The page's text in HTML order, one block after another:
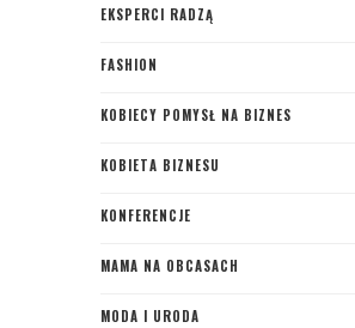
EKSPERCI RADZĄ
FASHION
KOBIECY POMYSŁ NA BIZNES
KOBIETA BIZNESU
KONFERENCJE
MAMA NA OBCASACH
MODA I URODA